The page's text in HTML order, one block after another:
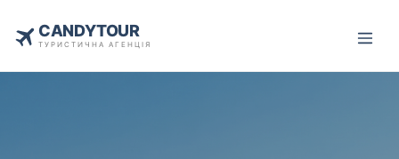
CANDYTOUR
ТУРИСТИЧНА АГЕНЦІЯ